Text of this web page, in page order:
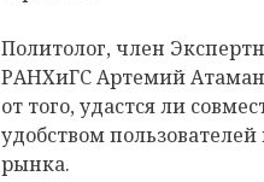
Политолог, член
РАНХиГС Артемий
от того, удастся ли
удобством
рынка.